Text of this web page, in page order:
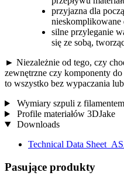
przyjazna dla
nieskomplikowane
silne przyleganie
się ze sobą,
► Niezależnie od tego, czy
zewnętrzne czy komponenty
to wszystko bez wypaczania
Wymiary szpuli z filamentem
Profile materiałów 3DJake
Downloads
Technical Data
Pasujące produkty